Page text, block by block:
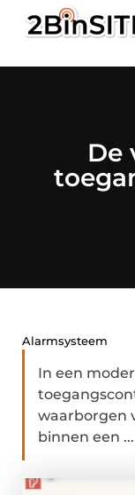
De
Alarmsysteem
In een
waarborgen
binnen een ...